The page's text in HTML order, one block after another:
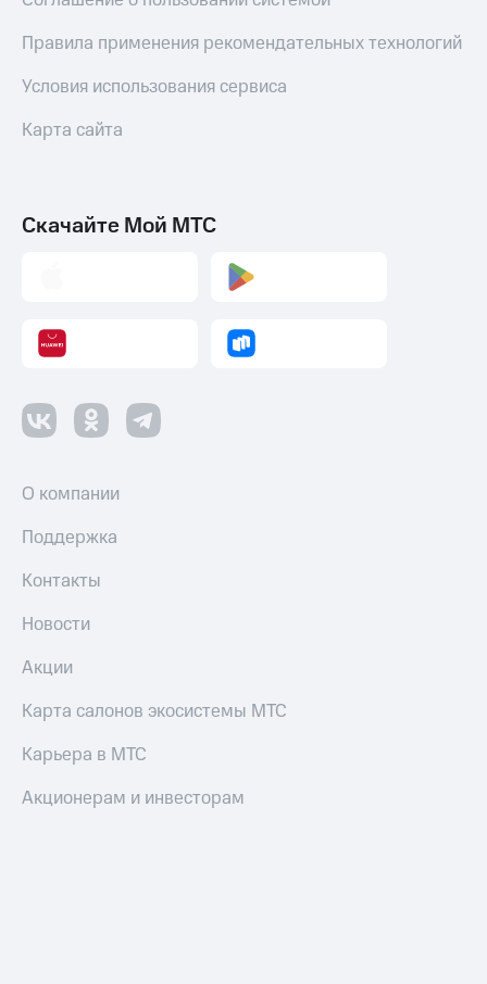
Правила применения рекомендательных технологий
Условия использования сервиса
Карта сайта
Скачайте Мой МТС
О компании
Поддержка
Контакты
Новости
Акции
Карта салонов экосистемы МТС
Карьера в МТС
Акционерам и инвесторам